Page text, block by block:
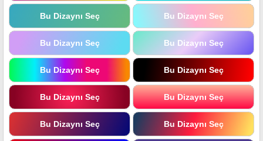
Bu Dizaynı Seç Bu Dizaynı Seç
Bu Dizaynı Seç Bu Dizaynı Seç
Bu Dizaynı Seç Bu Dizaynı Seç
Bu Dizaynı Seç Bu Dizaynı Seç
Bu Dizaynı Seç Bu Dizaynı Seç